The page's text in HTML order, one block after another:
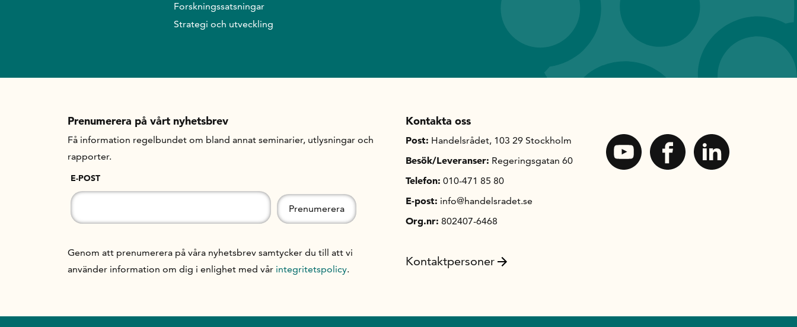
Forskningssatsningar
Strategi och utveckling
Prenumerera på vårt nyhetsbrev
Få information regelbundet om bland annat seminarier, utlysningar och
rapporter.
E-POST
Genom att prenumerera på våra nyhetsbrev samtycker du till att vi
använder information om dig i enlighet med vår integritetspolicy.
Kontakta oss
Post: Handelsrådet, 103 29 Stockholm
Besök/Leveranser: Regeringsgatan 60
Telefon: 010-471 85 80
E-post: info@handelsradet.se
Org.nr: 802407-6468
Kontaktpersoner